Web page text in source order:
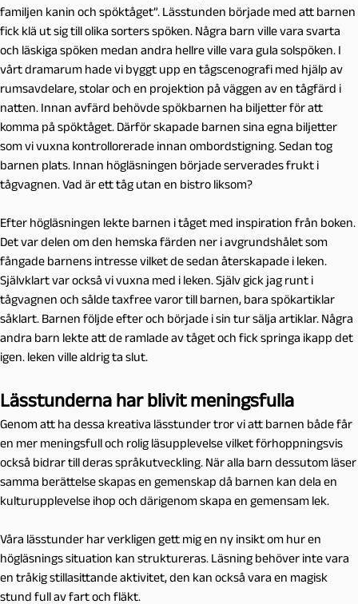
familjen kanin och spöktåget”. Lässtunden började med att barnen
fick klä ut sig till olika sorters spöken. Några barn ville vara svarta
och läskiga spöken medan andra hellre ville vara gula solspöken. I
vårt dramarum hade vi byggt upp en tågscenografi med hjälp av
rumsavdelare, stolar och en projektion på väggen av en tågfärd i
natten. Innan avfärd behövde spökbarnen ha biljetter för att
komma på spöktåget. Därför skapade barnen sina egna biljetter
som vi vuxna kontrollorerade innan ombordstigning. Sedan tog
barnen plats. Innan högläsningen började serverades frukt i
tågvagnen. Vad är ett tåg utan en bistro liksom?
Efter högläsningen lekte barnen i tåget med inspiration från boken.
Det var delen om den hemska färden ner i avgrundshålet som
fångade barnens intresse vilket de sedan återskapade i leken.
Självklart var också vi vuxna med i leken. Själv gick jag runt i
tågvagnen och sålde taxfree varor till barnen, bara spökartiklar
såklart. Barnen följde efter och började i sin tur sälja artiklar. Några
andra barn lekte att de ramlade av tåget och fick springa ikapp det
igen. leken ville aldrig ta slut.
Lässtunderna har blivit meningsfulla
Genom att ha dessa kreativa lässtunder tror vi att barnen både får
en mer meningsfull och rolig läsupplevelse vilket förhoppningsvis
också bidrar till deras språkutveckling. När alla barn dessutom läser
samma berättelse skapas en gemenskap då barnen kan dela en
kulturupplevelse ihop och därigenom skapa en gemensam lek.
Våra lässtunder har verkligen gett mig en ny insikt om hur en
högläsnings situation kan struktureras. Läsning behöver inte vara
en tråkig stillasittande aktivitet, den kan också vara en magisk
stund full av fart och fläkt.